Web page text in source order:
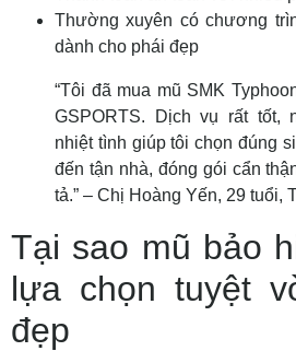
Thường xuyên có chương
dành cho phái đẹp
“Tôi đã mua mũ SMK
GSPORTS. Dịch vụ rất tốt,
nhiệt tình giúp tôi chọn đúng
đến tận nhà, đóng gói cẩn
tả.” – Chị Hoàng Yến, 29 tuổi,
Tại sao mũ bảo
lựa chọn tuyệt
đẹp